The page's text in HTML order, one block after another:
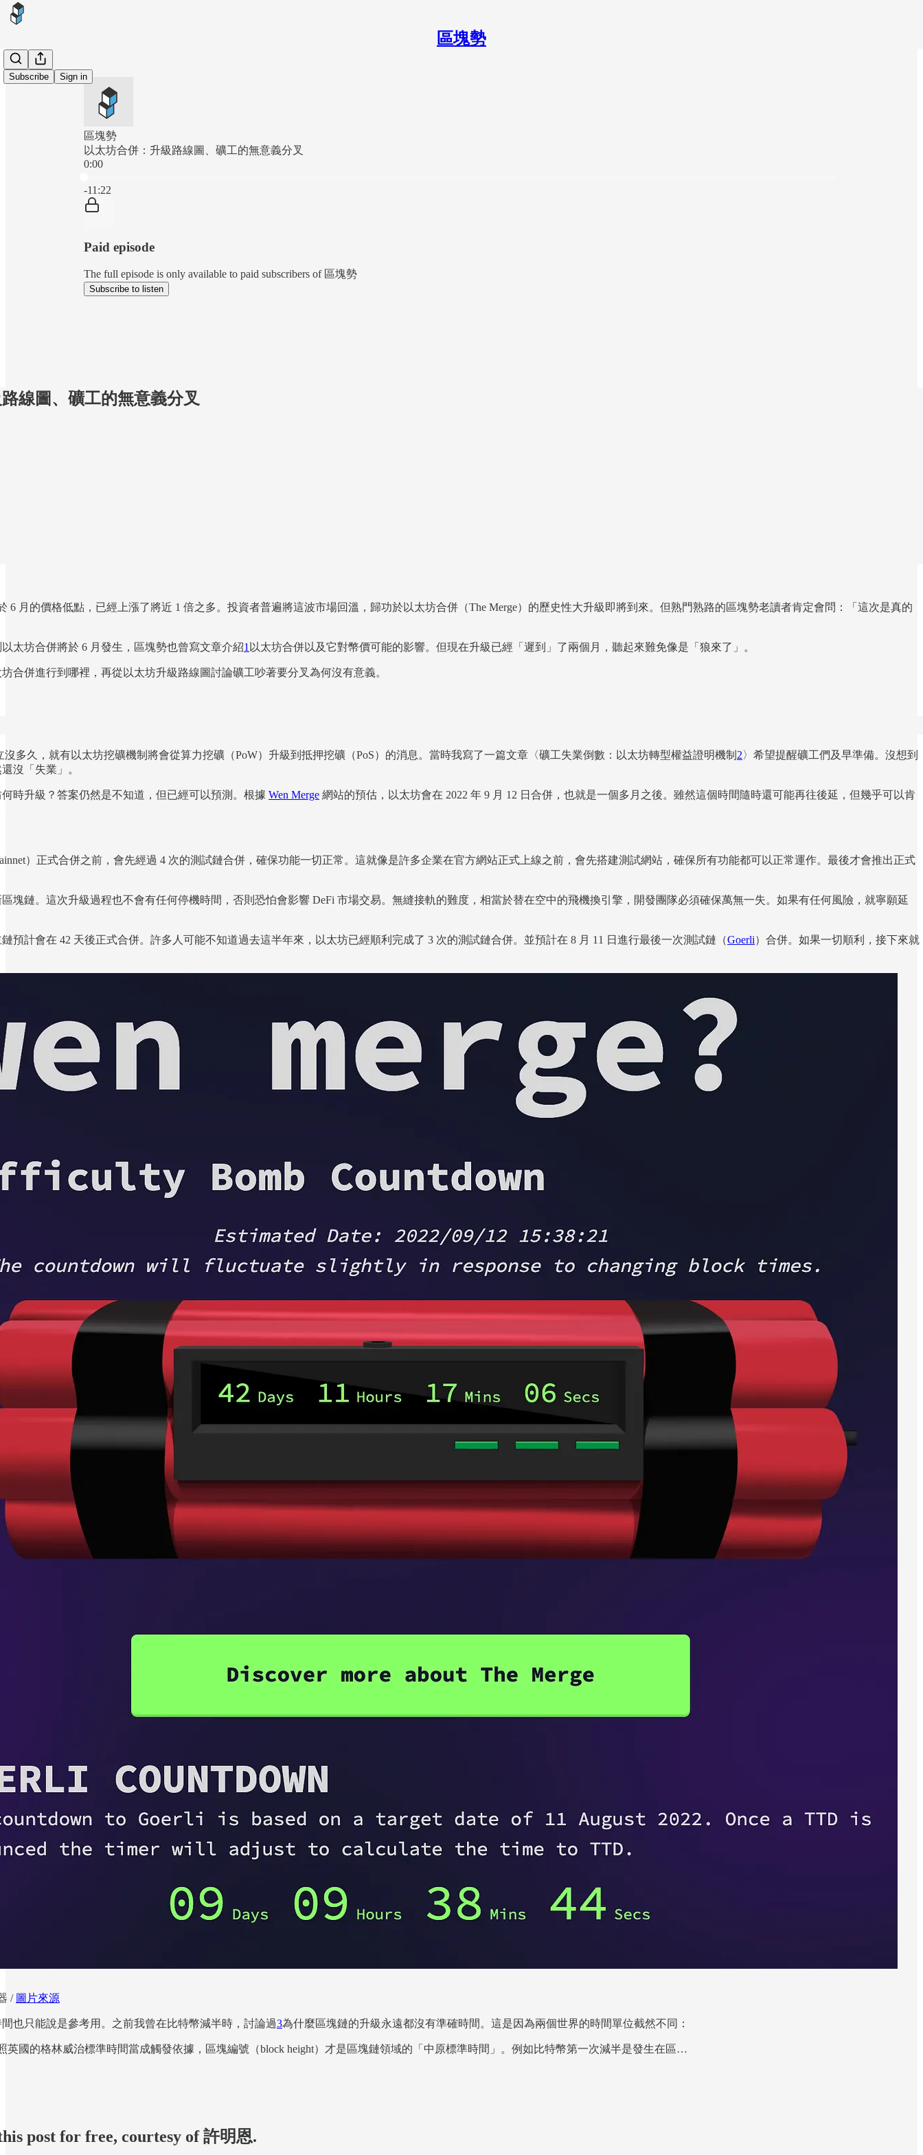
區塊勢
Subscribe Sign in
區塊勢
以太坊合併：升級路線圖、礦工的無意義分叉
0:00
-11:22
Paid episode
The full episode is only available to paid subscribers of 區塊勢
Subscribe to listen
線圖、礦工的無意義分叉
6 月的價格低點，已經上漲了將近 1 倍之多。投資者普遍將這波市場回溫，歸功於以太坊合併（The Merge）的歷史性大升級即將到來。但熟門熟路的區塊勢老讀者肯定會問：「這次是真的
太坊合併將於 6 月發生，區塊勢也曾寫文章介紹1 以太坊合併以及它對幣價可能的影響。但現在升級已經「遲到」了兩個月，聽起來難免像是「狼來了」。
合併進行到哪裡，再從以太坊升級路線圖討論礦工吵著要分叉為何沒有意義。
沒多久，就有以太坊挖礦機制將會從算力挖礦（PoW）升級到抵押挖礦（PoS）的消息。當時我寫了一篇文章〈礦工失業倒數：以太坊轉型權益證明機制 2〉希望提醒礦工們及早準備。沒想到
沒「失業」。
時升級？答案仍然是不知道，但已經可以預測。根據 Wen Merge 網站的預估，以太坊會在 2022 年 9 月 12 日合併，也就是一個多月之後。雖然這個時間隨時還可能再往後延，但幾乎可以肯
）正式合併之前，會先經過 4 次的測試鏈合併，確保功能一切正常。這就像是許多企業在官方網站正式上線之前，會先搭建測試網站，確保所有功能都可以正常運作。最後才會推出正式
塊鏈。這次升級過程也不會有任何停機時間，否則恐怕會影響 DeFi 市場交易。無縫接軌的難度，相當於替在空中的飛機換引擎，開發團隊必須確保萬無一失。如果有任何風險，就寧願延
預計會在 42 天後正式合併。許多人可能不知道過去這半年來，以太坊已經順利完成了 3 次的測試鏈合併。並預計在 8 月 11 日進行最後一次測試鏈（Goerli）合併。如果一切順利，接下來就
/ 圖片來源
也只能說是參考用。之前我曾在比特幣減半時，討論過3為什麼區塊鏈的升級永遠都沒有準確時間。這是因為兩個世界的時間單位截然不同：
英國的格林威治標準時間當成觸發依據，區塊編號（block height）才是區塊鏈領域的「中原標準時間」。例如比特幣第一次減半是發生在區…
post for free, courtesy of 許明恩.